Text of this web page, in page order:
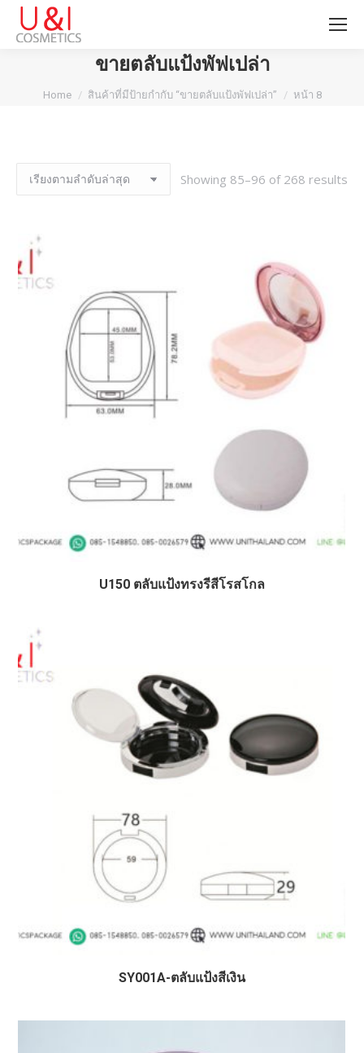
ขายตลับแป้งพัฟเปล่า
You are here:
Home สินค้าที่มีป้ายกำกับ “ขายตลับแป้งพัฟเปล่า” หน้า 8
Showing 85–96 of 268 results
U150 ตลับแป้งทรงรีสีโรสโกล
SY001A-ตลับแป้งสีเงิน